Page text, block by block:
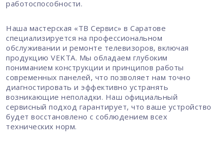
работоспособности.
Наша мастерская «ТВ Сервис» в Саратове
специализируется на профессиональном
обслуживании и ремонте телевизоров, включая
продукцию VEKTA. Мы обладаем глубоким
пониманием конструкции и принципов работы
современных панелей, что позволяет нам точно
диагностировать и эффективно устранять
возникающие неполадки. Наш официальный
сервисный подход гарантирует, что ваше устройство
будет восстановлено с соблюдением всех
технических норм.